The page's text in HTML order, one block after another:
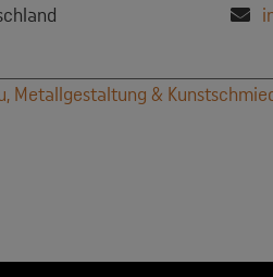
Metallgestaltung &